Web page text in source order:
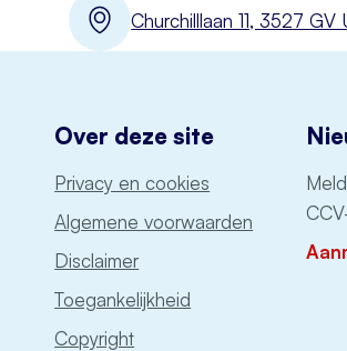
Churchilllaan 11, 3527 GV
Over deze site
Privacy en cookies
Algemene voorwaarden
Disclaimer
Toegankelijkheid
Copyright